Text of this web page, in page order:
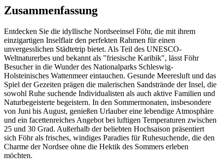
Zusammenfassung
Entdecken Sie die idyllische Nordseeinsel Föhr, die mit ihrem
einzigartigen Inselflair den perfekten Rahmen für einen
unvergesslichen Städtetrip bietet. Als Teil des UNESCO-
Weltnaturerbes und bekannt als "friesische Karibik", lässt Föhr
Besucher in die Wunder des Nationalparks Schleswig-
Holsteinisches Wattenmeer eintauchen. Gesunde Meeresluft und das
Spiel der Gezeiten prägen die malerischen Sandstrände der Insel, die
sowohl Ruhe suchende Individualisten als auch aktive Familien und
Naturbegeisterte begeistern. In den Sommermonaten, insbesondere
von Juni bis August, genießen Urlauber eine lebendige Atmosphäre
und ein facettenreiches Angebot bei luftigen Temperaturen zwischen
25 und 30 Grad. Außerhalb der beliebten Hochsaison präsentiert
sich Föhr als frisches, windiges Paradies für Ruhesuchende, die den
Charme der Nordsee ohne die Hektik des Sommers erleben
möchten.